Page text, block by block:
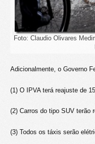
Foto: Claudio Olivares
Adicionalmente, o Governo
(1) O IPVA terá reajuste de
(2) Carros do tipo SUV terão
(3) Todos os táxis serão